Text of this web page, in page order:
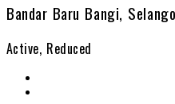
Bandar Baru Bangi,
Active, Reduced